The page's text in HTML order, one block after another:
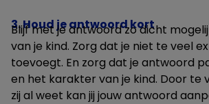
3. Houd je antwoord kort
Blijf met je antwoord zo dicht
van je kind. Zorg dat je niet te veel
toevoegt. En zorg dat je antwoord
en het karakter van je kind. Door te
zij al weet kan jij jouw antwoord